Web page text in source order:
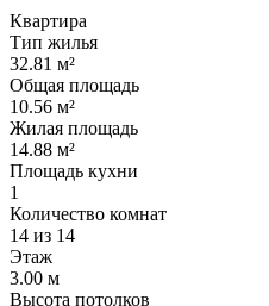
Квартира
Тип жилья
32.81 м²
Общая площадь
10.56 м²
Жилая площадь
14.88 м²
Площадь кухни
1
Количество комнат
14 из 14
Этаж
3.00 м
Высота потолков